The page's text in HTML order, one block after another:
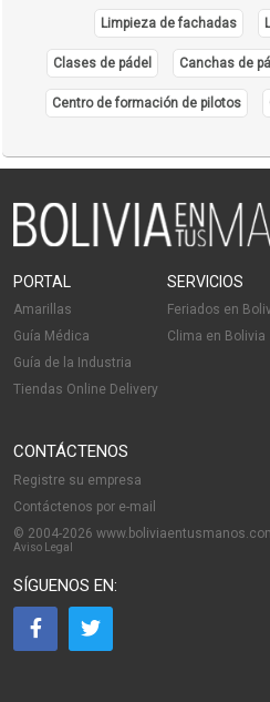
Limpieza de fachadas
Clases de pádel Canchas de
Centro de formación de pilotos
PORTAL
Amarillas
Guía Médica
Guía de la Industria
Tiendas Online Delivery
SERVICIOS
Feriados en
Clima en Bolivia
CONTÁCTENOS
Registre su empresa
Contáctenos por e-mail
© 2004-2026
Aviso Legal
SÍGUENOS EN: